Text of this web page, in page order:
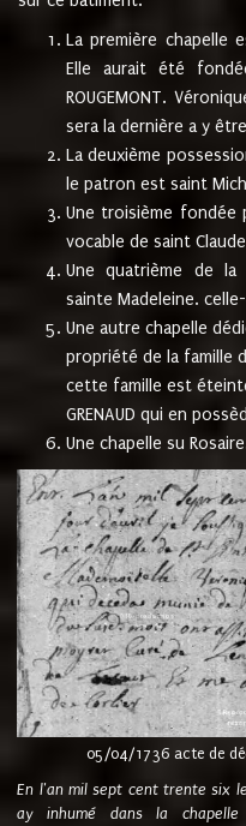
La première chapelle
Elle aurait été
ROUGEMONT.
sera la dernière a y
La deuxième
le patron est saint
Une troisième fondée
vocable de saint
Une quatrième de la
sainte Madeleine.
Une autre chapelle
propriété de la famille
cette famille est
GRENAUD qui en
Une chapelle su
05/04/1736 acte de
En l'an mil sept cent trente six
ay inhumé dans la